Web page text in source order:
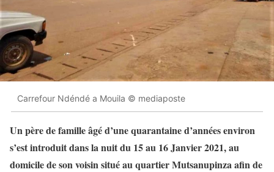
Carrefour Ndéndé a Mouila © mediaposte
Un père de famille âgé d’une quarantaine d’années environ
s’est introduit dans la nuit du 15 au 16 Janvier 2021, au
domicile de son voisin situé au quartier Mutsanupinza afin de